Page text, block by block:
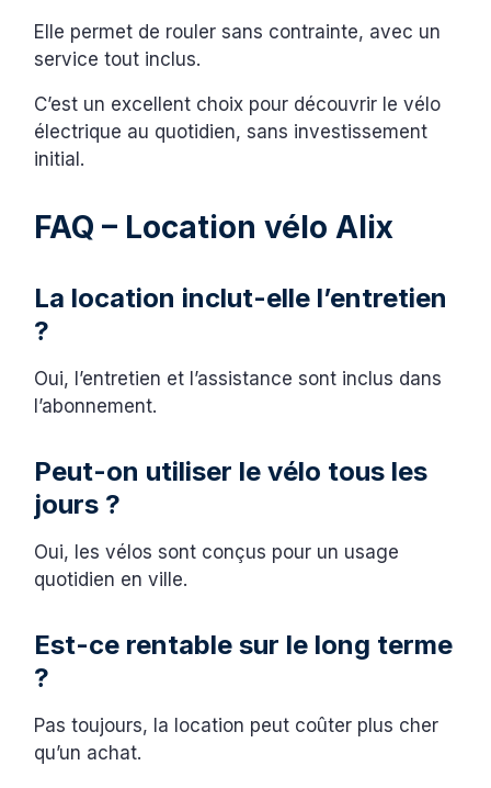
Elle permet de rouler sans contrainte, avec un
service tout inclus.
C’est un excellent choix pour découvrir le vélo
électrique au quotidien, sans investissement
initial.
FAQ – Location vélo Alix
La location inclut-elle l’entretien
?
Oui, l’entretien et l’assistance sont inclus dans
l’abonnement.
Peut-on utiliser le vélo tous les
jours ?
Oui, les vélos sont conçus pour un usage
quotidien en ville.
Est-ce rentable sur le long terme
?
Pas toujours, la location peut coûter plus cher
qu’un achat.